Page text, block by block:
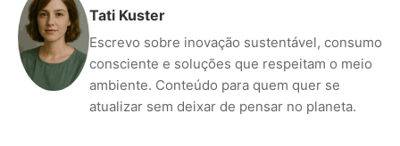
Tati Kuster
Escrevo sobre inovação sustentável, consumo
consciente e soluções que respeitam o meio
ambiente. Conteúdo para quem quer se
atualizar sem deixar de pensar no planeta.